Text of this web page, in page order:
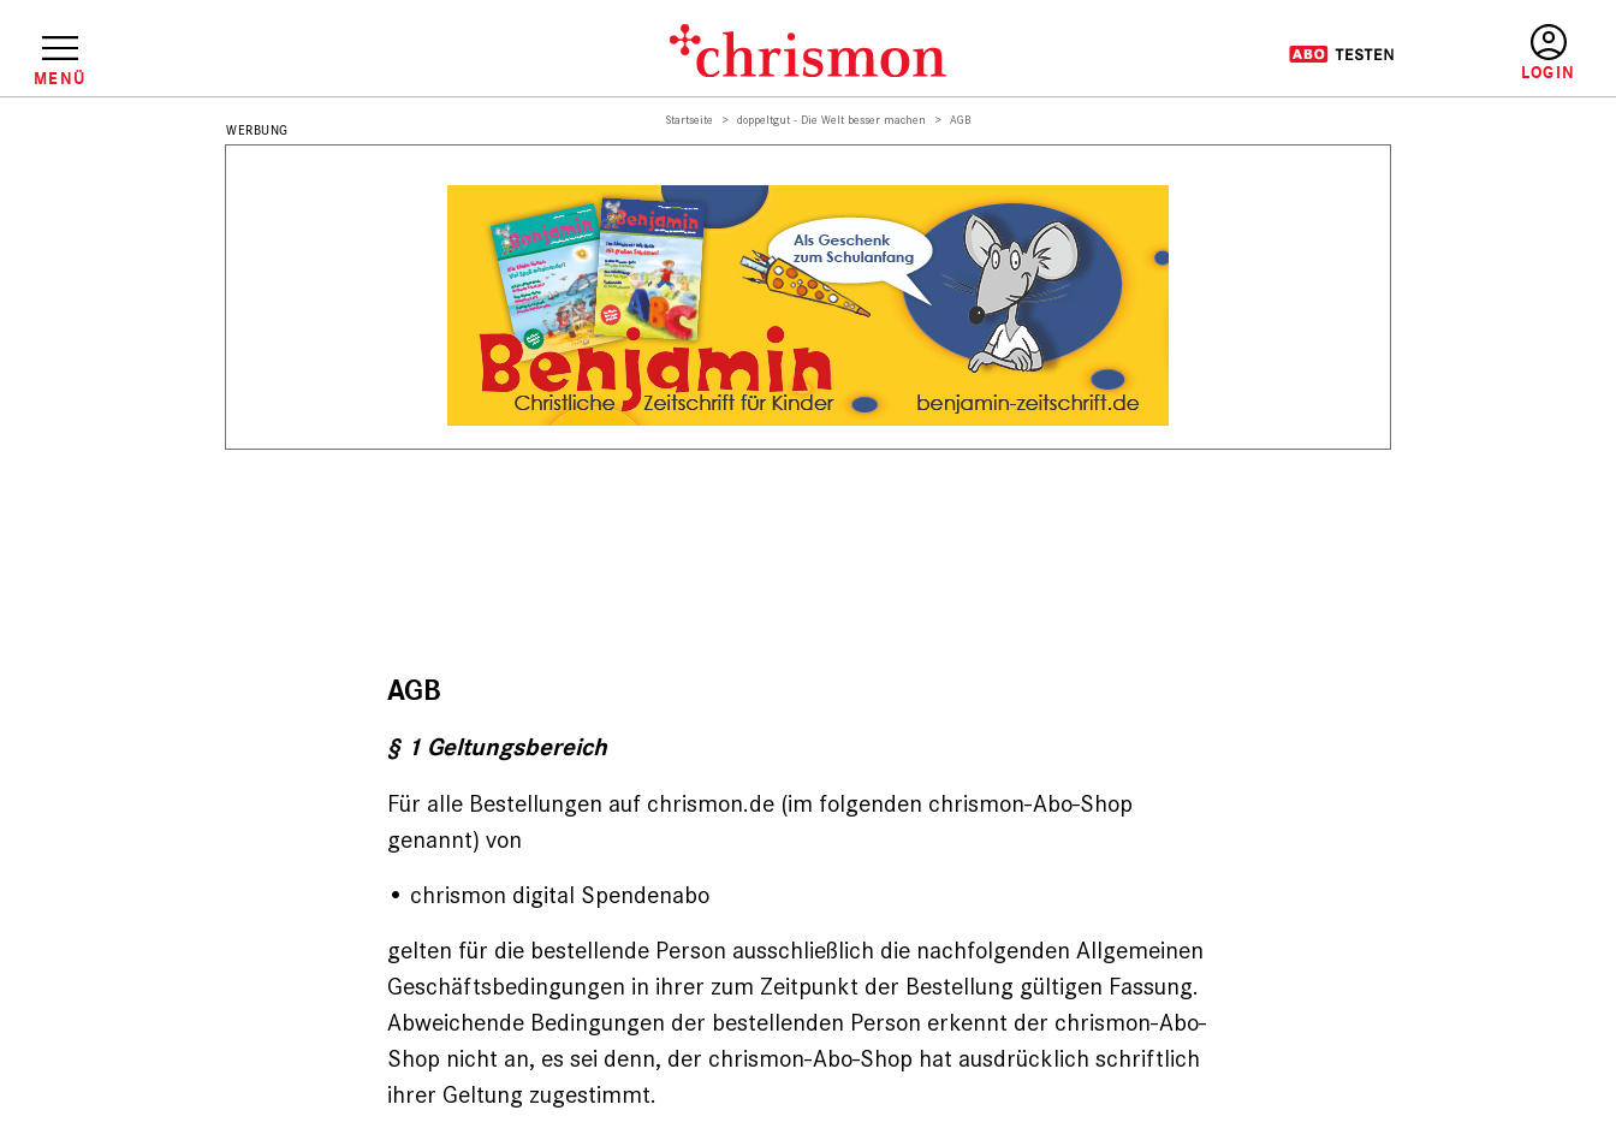
Inhalt
MENÜ
Startseite doppeltgut - Die Welt besser machen AGB
AGB
§ 1 Geltungsbereich
Für alle Bestellungen auf chrismon.de (im folgenden chrismon-Abo-Shop
genannt) von
• chrismon digital Spendenabo
gelten für die bestellende Person ausschließlich die nachfolgenden Allgemeinen
Geschäftsbedingungen in ihrer zum Zeitpunkt der Bestellung gültigen Fassung.
Abweichende Bedingungen der bestellenden Person erkennt der chrismon-Abo-
Shop nicht an, es sei denn, der chrismon-Abo-Shop hat ausdrücklich schriftlich
ihrer Geltung zugestimmt.